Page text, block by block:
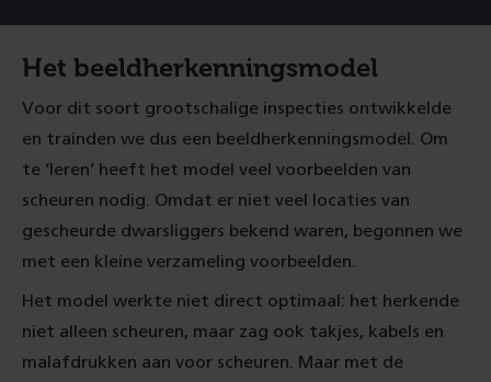
Het beeldherkenningsmodel
Voor dit soort grootschalige inspecties ontwikkelde
en trainden we dus een beeldherkenningsmodel. Om
te ‘leren’ heeft het model veel voorbeelden van
scheuren nodig. Omdat er niet veel locaties van
gescheurde dwarsliggers bekend waren, begonnen we
met een kleine verzameling voorbeelden.
Het model werkte niet direct optimaal: het herkende
niet alleen scheuren, maar zag ook takjes, kabels en
malafdrukken aan voor scheuren. Maar met de